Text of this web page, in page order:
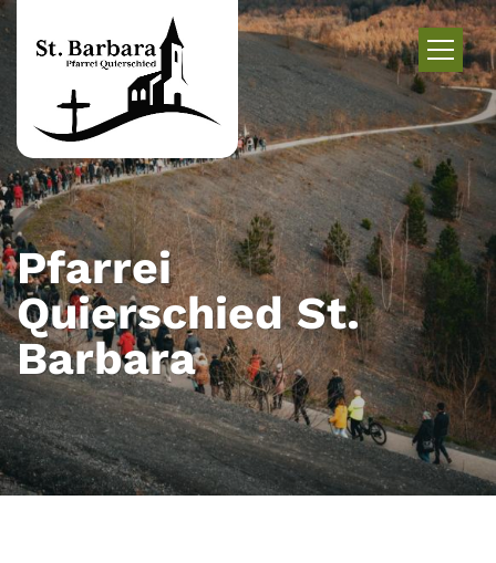
Zum Inhalt springen
Pfarrei
Quierschied St.
Barbara